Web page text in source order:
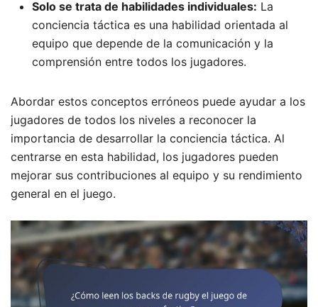
Solo se trata de habilidades individuales: La
conciencia táctica es una habilidad orientada al
equipo que depende de la comunicación y la
comprensión entre todos los jugadores.
Abordar estos conceptos erróneos puede ayudar a los
jugadores de todos los niveles a reconocer la
importancia de desarrollar la conciencia táctica. Al
centrarse en esta habilidad, los jugadores pueden
mejorar sus contribuciones al equipo y su rendimiento
general en el juego.